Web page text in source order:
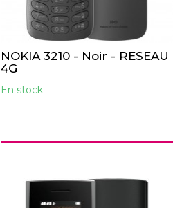
NOKIA 3210 - Noir - RESEAU
4G
En stock